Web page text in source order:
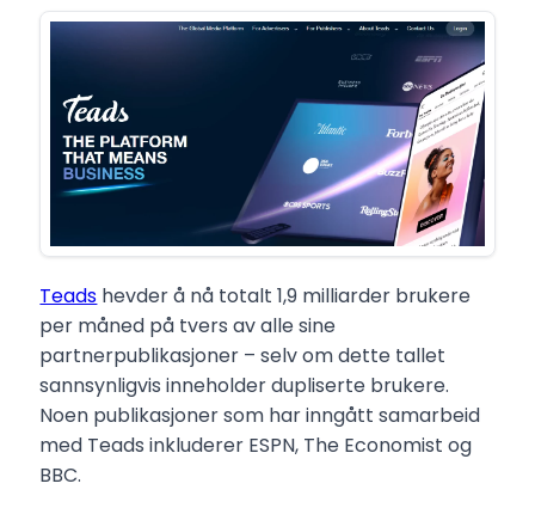
Teads hevder å nå totalt 1,9 milliarder brukere
per måned på tvers av alle sine
partnerpublikasjoner – selv om dette tallet
sannsynligvis inneholder dupliserte brukere.
Noen publikasjoner som har inngått samarbeid
med Teads inkluderer ESPN, The Economist og
BBC.